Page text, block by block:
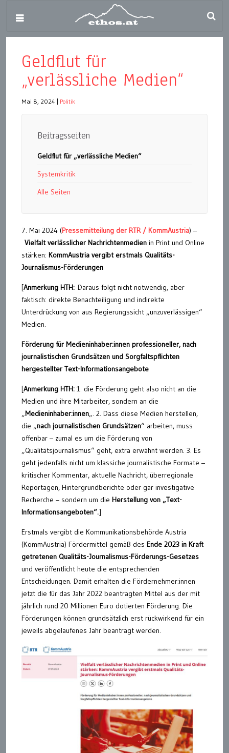
Geldflut für
„verlässliche Medien“
Mai 8, 2024 Politik
Beitragsseiten
Geldflut für „verlässliche Medien“
Systemkritik
Alle Seiten
7. Mai 2024 (Pressemitteilung der RTR / KommAustria) –
Vielfalt verlässlicher Nachrichtenmedien in Print und Online
stärken: KommAustria vergibt erstmals Qualitäts-
Journalismus-Förderungen
[Anmerkung HTH: Daraus folgt nicht notwendig, aber
faktisch: direkte Benachteiligung und indirekte
Unterdrückung von aus Regierungssicht „unzuverlässigen“
Medien.
Förderung für Medieninhaber:innen professioneller, nach
journalistischen Grundsätzen und Sorgfaltspflichten
hergestellter Text-Informationsangebote
[Anmerkung HTH: 1. die Förderung geht also nicht an die
Medien und ihre Mitarbeiter, sondern an die
„Medieninhaber:innen„. 2. Dass diese Medien herstellen,
die „nach journalistischen Grundsätzen“ arbeiten, muss
offenbar – zumal es um die Förderung von
„Qualitätsjournalismus“ geht, extra erwähnt werden. 3. Es
geht jedenfalls nicht um klassiche journalistische Formate –
kritischer Kommentar, aktuelle Nachricht, überregionale
Reportagen, Hintergrundberichte oder gar investigative
Recherche – sondern um die Herstellung von „Text-
Informationsangeboten“.]
Erstmals vergibt die Kommunikationsbehörde Austria
(KommAustria) Fördermittel gemäß des Ende 2023 in Kraft
getretenen Qualitäts-Journalismus-Förderungs-Gesetzes
und veröffentlicht heute die entsprechenden
Entscheidungen. Damit erhalten die Fördernehmer:innen
jetzt die für das Jahr 2022 beantragten Mittel aus der mit
jährlich rund 20 Millionen Euro dotierten Förderung. Die
Förderungen können grundsätzlich erst rückwirkend für ein
jeweils abgelaufenes Jahr beantragt werden.